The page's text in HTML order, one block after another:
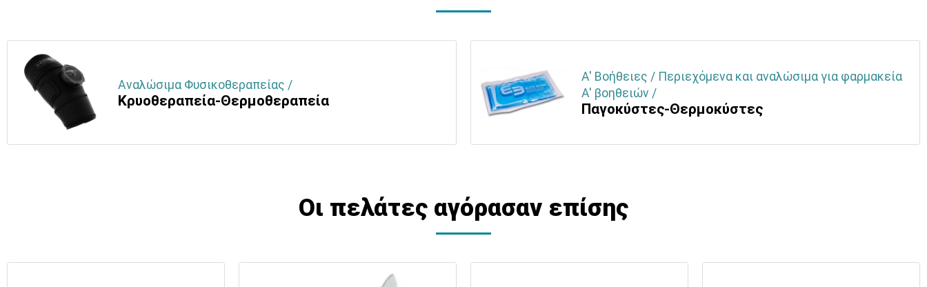
Αναλώσιμα Φυσικοθεραπείας /
Κρυοθεραπεία-Θερμοθεραπεία
Α' Βοήθειες / Περιεχόμενα και αναλώσιμα για φαρμακεία
Α' βοηθειών /
Παγοκύστες-Θερμοκύστες
Οι πελάτες αγόρασαν επίσης